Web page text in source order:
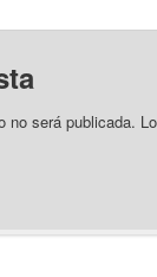
no será publicada.